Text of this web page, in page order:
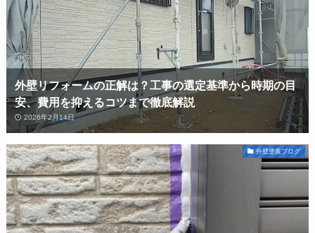
外壁リフォームの正解は？工事の選定基準から時期の目
安、費用を抑えるコツまで徹底解説
2026年2月14日
外壁塗装ブログ